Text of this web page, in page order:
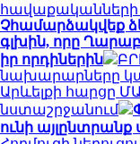
հավաքականների
Չհամարձակվեք
գլխին, որը
իր որդիներին
նախարարները
Արևելքի հարցը
նստաշրջանում
ունի այլընտրանք